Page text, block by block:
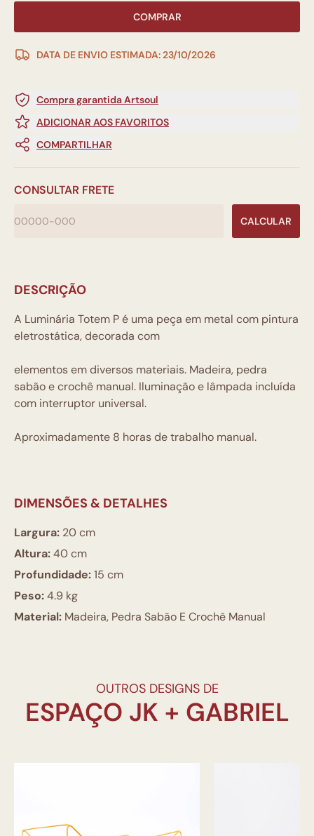
COMPRAR
DATA DE ENVIO ESTIMADA: 23/10/2026
Compra garantida Artsoul
ADICIONAR AOS FAVORITOS
COMPARTILHAR
CONSULTAR FRETE
CALCULAR
DESCRIÇÃO
A Luminária Totem P é uma peça em metal com pintura
eletrostática, decorada com
elementos em diversos materiais. Madeira, pedra
sabão e crochê manual. Iluminação e lâmpada incluída
com interruptor universal.
Aproximadamente 8 horas de trabalho manual.
DIMENSÕES & DETALHES
Largura: 20 cm
Altura:40 cm
Profundidade:15 cm
Peso:4.9 kg
Material: Madeira, Pedra Sabão E Crochê Manual
OUTROS DESIGNS DE